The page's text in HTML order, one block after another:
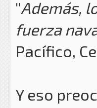
"Además,
fuerza
Pacífico,
Y eso